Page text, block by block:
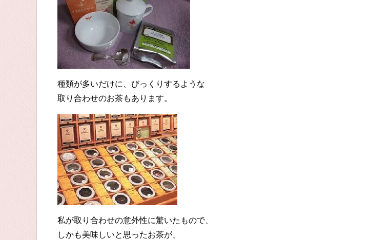
種類が多いだけに、びっくりするような
取り合わせのお茶もあります。
私が取り合わせの意外性に驚いたもので、
しかも美味しいと思ったお茶が、